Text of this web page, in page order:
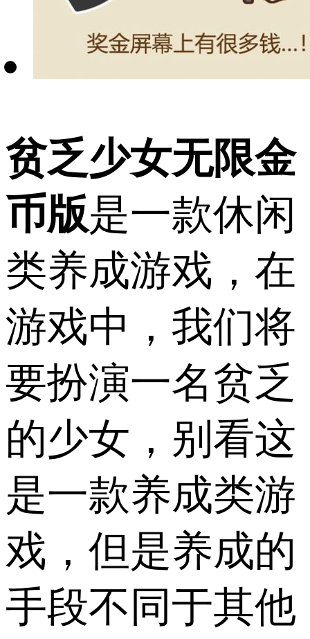
贫乏少女无限金
币版是一款休闲
类养成游戏，在
游戏中，我们将
要扮演一名贫乏
的少女，别看这
是一款养成类游
戏，但是养成的
手段不同于其他